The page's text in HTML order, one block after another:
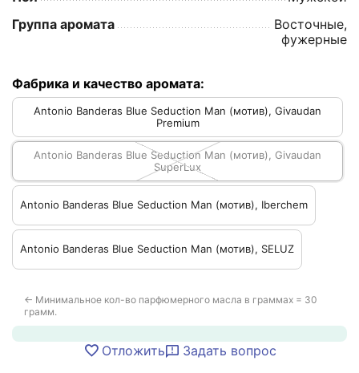
Группа аромата
Восточные,
фужерные
Фабрика и качество аромата:
Antonio Banderas Blue Seduction Man (мотив), Givaudan
Premium
Antonio Banderas Blue Seduction Man (мотив), Givaudan
SuperLux
Antonio Banderas Blue Seduction Man (мотив), Iberchem
Antonio Banderas Blue Seduction Man (мотив), SELUZ
← Минимальное кол-во парфюмерного масла в граммах = 30
грамм.
Отложить Задать вопрос